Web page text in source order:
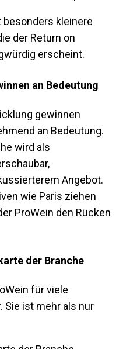
kleinere
der Return on
erscheint.
an Bedeutung
gewinnen
an Bedeutung.
wird als
Angebot.
wie Paris ziehen
ProWein den Rücken
der Branche
für viele
Sie ist mehr als nur